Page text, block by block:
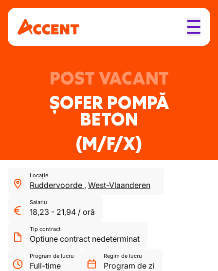
POST VACANT
ȘOFER POMPĂ
BETON
(M/F/X)
Locație
Ruddervoorde , West-Vlaanderen
Salariu
18,23 - 21,94 / oră
Tip contract
Optiune contract nedeterminat
Program de lucru
Full-time
Regim de lucru
Program de zi